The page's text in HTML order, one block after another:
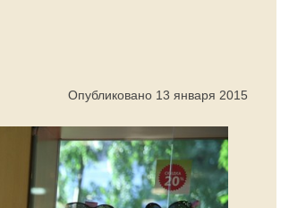
Опубликовано 13 января 2015